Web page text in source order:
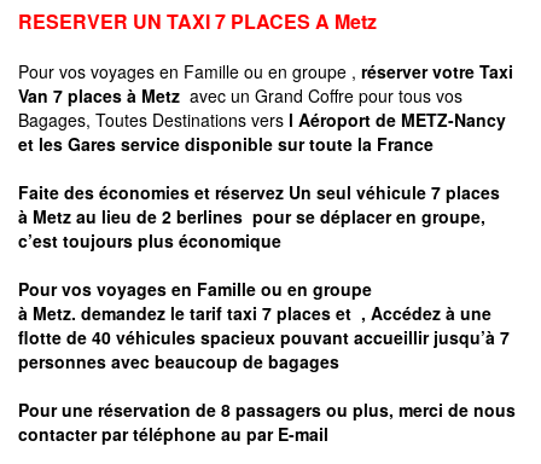
RESERVER UN TAXI 7 PLACES A Metz
Pour vos voyages en Famille ou en groupe , réserver votre Taxi
Van 7 places à Metz avec un Grand Coffre pour tous vos
Bagages, Toutes Destinations vers l Aéroport de METZ-Nancy
et les Gares service disponible sur toute la France
Faite des économies et réservez Un seul véhicule 7 places
à Metz au lieu de 2 berlines pour se déplacer en groupe,
c’est toujours plus économique
Pour vos voyages en Famille ou en groupe
à Metz. demandez le tarif taxi 7 places et , Accédez à une
flotte de 40 véhicules spacieux pouvant accueillir jusqu’à 7
personnes avec beaucoup de bagages
Pour une réservation de 8 passagers ou plus, merci de nous
contacter par téléphone au par E-mail